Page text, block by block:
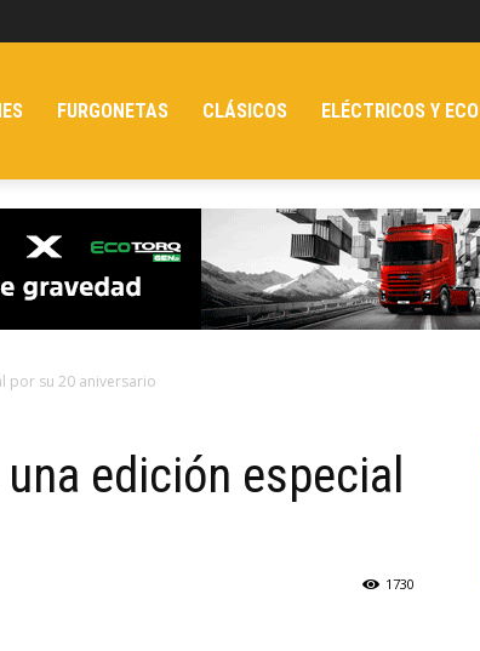
FURGONETAS CLÁSICOS ELÉCTRICOS Y ECO
por su 20 aniversario
edición especial
1730